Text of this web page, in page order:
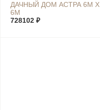
ДАЧНЫЙ ДОМ АСТРА 6М Х
6М
728102 ₽